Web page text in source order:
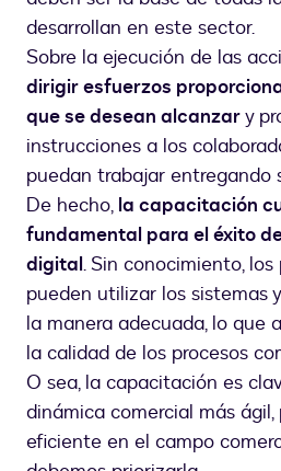
desarrollan en este sector.
Sobre la ejecución de las
dirigir esfuerzos
que se desean alcanzary
instrucciones a los
puedan trabajar entregando
De hecho, la capacitación
fundamental para el éxito
digital. Sin conocimiento,
pueden utilizar los sistemas
la manera adecuada, lo que
la calidad de los procesos
O sea, la capacitación es
dinámica comercial más
eficiente en el campo